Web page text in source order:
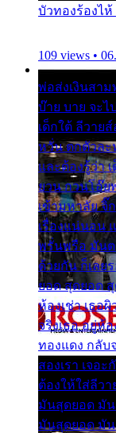
บัวทองร้องไห้
109 views •
พ่อส่งเงินสา
บ๊าย บาย จะไ
เด็กใต้ ลีวาย
หวั่น ตกตัวละ
และต้องรู้ว่า
ยวน กวนโอ๊ย
เข้ามหาลัย จิ๊
เรื่องแน่นอน
พรั่นพรือ มันต
ด้วยกัน ก็เลย
ยอด สุดยอด
ห้องเช่า เธอ
จริงเธอ อยู่ห้
ทองแดง กลับ
สองเรา เจอ
ต้องให้ใส่ลีว
มันสุดยอด มั
มันสุดยอด มั